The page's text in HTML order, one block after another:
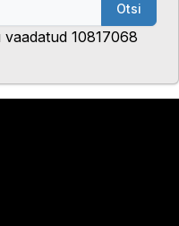
Otsi
10817068